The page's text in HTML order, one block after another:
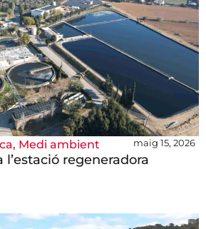
, Medi ambient maig 15, 2026
l’estació regeneradora